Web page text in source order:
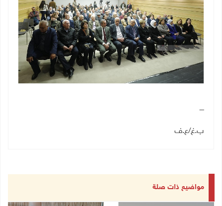
ــــ
ب.غ/ع.ف
مواضيع ذات صلة